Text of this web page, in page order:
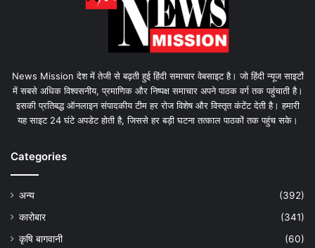
News Mission देश में तेजी से बढ़ती हुई हिंदी समाचार वेबसाइट है। जो हिंदी न्यूज साइटों
में सबसे अधिक विश्वसनीय, प्रमाणिक और निष्पक्ष समाचार अपने पाठक वर्ग तक पहुंचाती है।
इसकी प्रतिबद्ध ऑनलाइन संपादकीय टीम हर रोज विशेष और विस्तृत कंटेंट देती है। हमारी
यह साइट 24 घंटे अपडेट होती है, जिससे हर बड़ी घटना तत्काल पाठकों तक पहुंच सके।
Categories
अन्य
(392)
कारोबार
(341)
कृषि बागवानी
(60)